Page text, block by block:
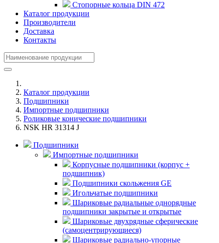
Стопорные кольца DIN 472
Каталог продукции
Производители
Доставка
Контакты
Каталог продукции
Подшипники
Импортные подшипники
Роликовые конические подшипники
NSK HR 31314 J
Подшипники
Импортные подшипники
Корпусные подшипники (корпус +
подшипник)
Подшипники скольжения GE
Игольчатые подшипники
Шариковые радиальные однорядные
подшипники закрытые и открытые
Шариковые двухрядные сферические
(самоцентрирующиеся)
Шариковые радиально-упорные